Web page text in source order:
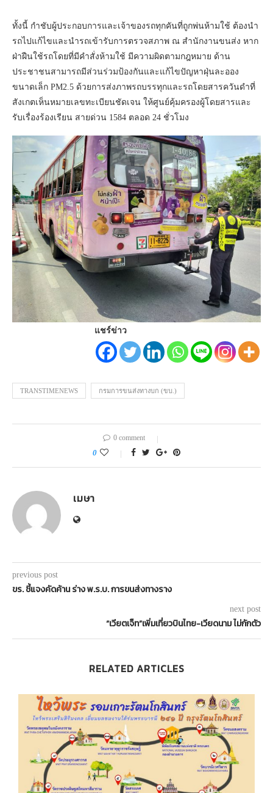
ทั้งนี้ กำชับผู้ประกอบการและเจ้าของรถทุกคันที่ถูกพ่นห้ามใช้ ต้องนำ
รถไปแก้ไขและนำรถเข้ารับการตรวจสภาพ ณ สำนักงานขนส่ง หาก
ฝ่าฝืนใช้รถโดยที่มีคำสั่งห้ามใช้ มีความผิดตามกฎหมาย ด้าน
ประชาชนสามารถมีส่วนร่วมป้องกันและแก้ไขปัญหาฝุ่นละออง
ขนาดเล็ก PM2.5 ด้วยการส่งภาพรถบรรทุกและรถโดยสารควันดำที่
สังเกตเห็นหมายเลขทะเบียนชัดเจน ให้ศูนย์คุ้มครองผู้โดยสารและ
รับเรื่องร้องเรียน สายด่วน 1584 ตลอด 24 ชั่วโมง
แชร์ข่าว
TRANSTIMENEWS กรมการขนส่งทางบก (ขบ.)
0 comment
0
เมษา
previous post
ขร. ชี้แจงคัดค้าน ร่าง พ.ร.บ. การขนส่งทางราง
next post
“เวียตเจ็ท”เพิ่มเที่ยวบินไทย-เวียดนาม ไม่กักตัว
RELATED ARTICLES